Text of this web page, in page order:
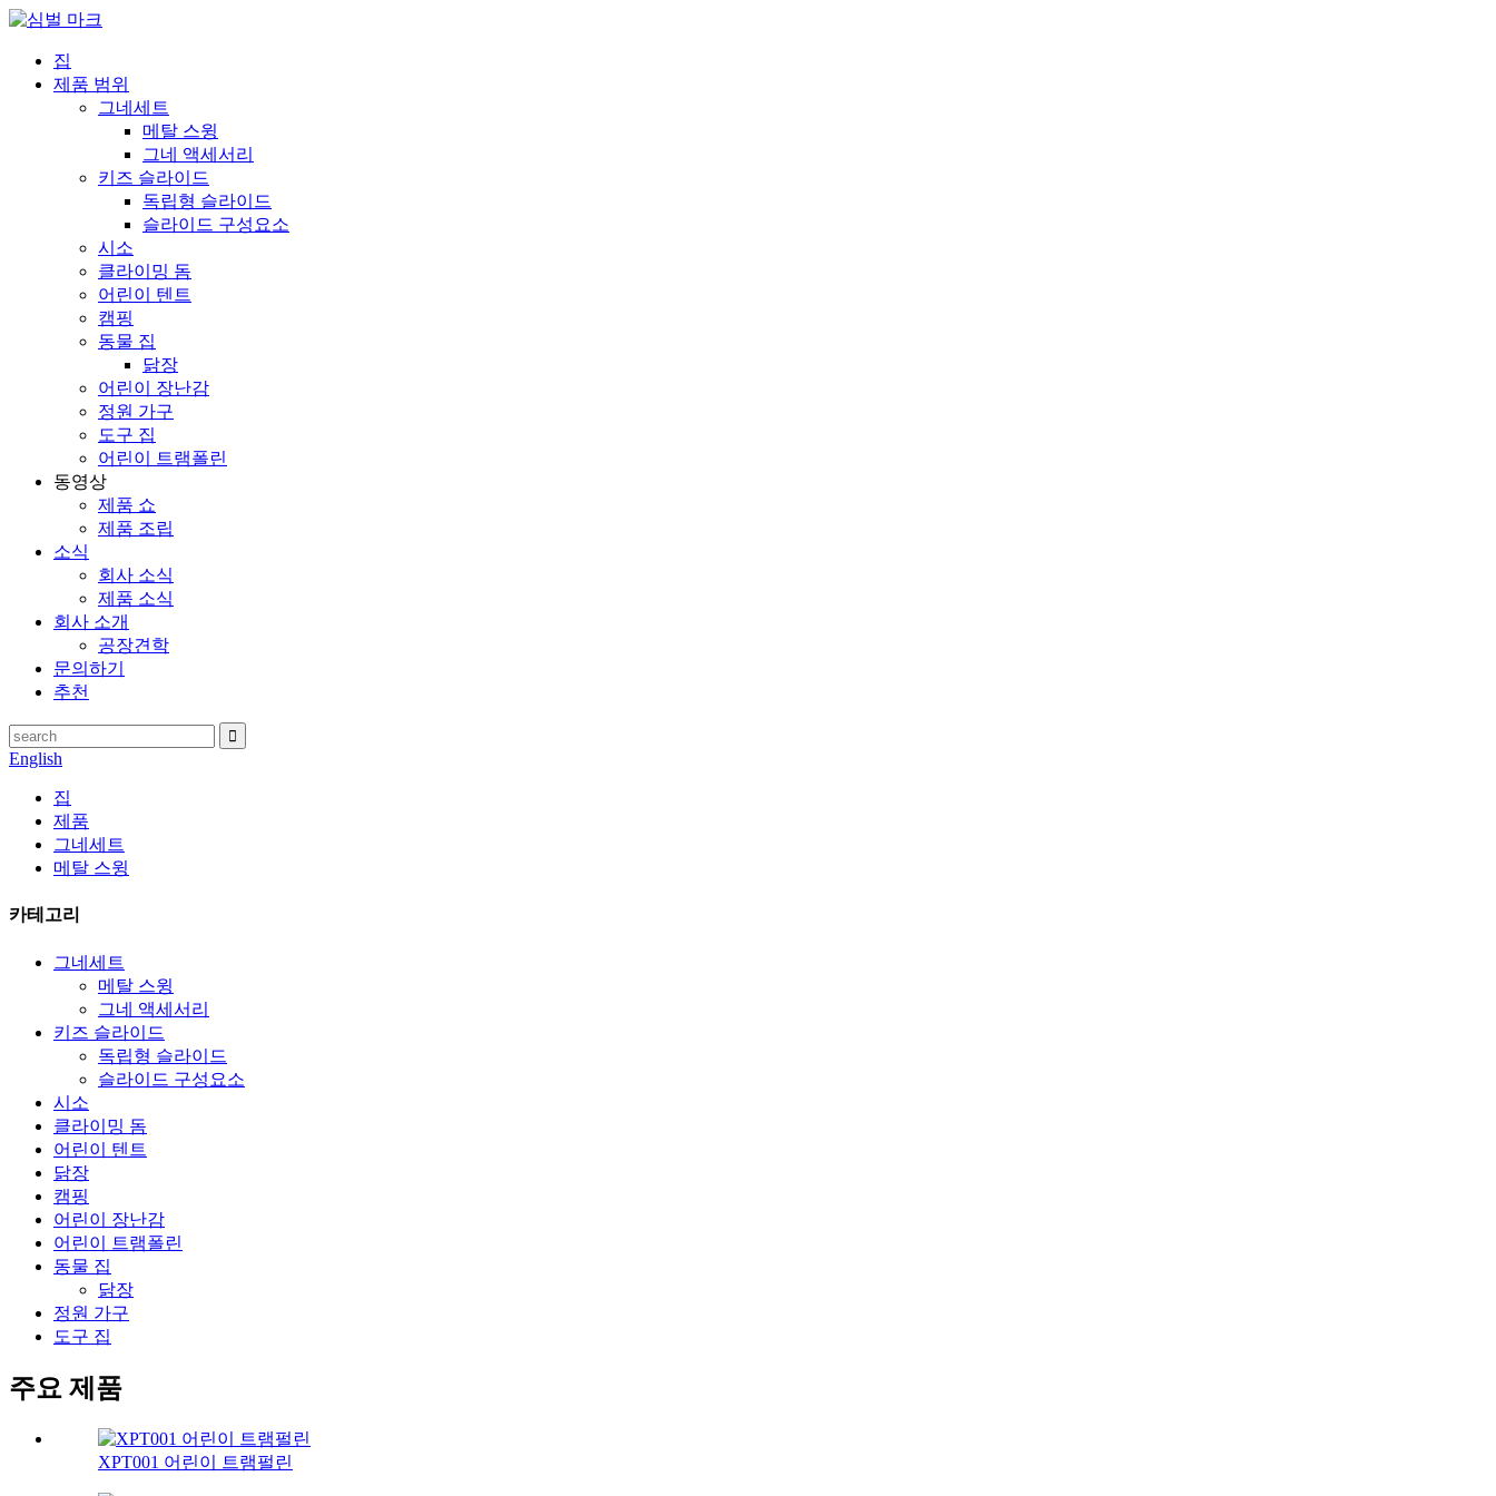
집
제품 범위
그네세트
메탈 스윙
그네 액세서리
키즈 슬라이드
독립형 슬라이드
슬라이드 구성요소
시소
클라이밍 돔
어린이 텐트
캠핑
동물 집
닭장
어린이 장난감
정원 가구
도구 집
어린이 트램폴린
동영상
제품 쇼
제품 조립
소식
회사 소식
제품 소식
회사 소개
공장견학
문의하기
추천
English
집
제품
그네세트
메탈 스윙
카테고리
그네세트
메탈 스윙
그네 액세서리
키즈 슬라이드
독립형 슬라이드
슬라이드 구성요소
시소
클라이밍 돔
어린이 텐트
닭장
캠핑
어린이 장난감
어린이 트램폴린
동물 집
닭장
정원 가구
도구 집
주요 제품
XPT001 어린이 트램펄린